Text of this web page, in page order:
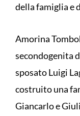
della famiglia e
Amorina
secondogenita
sposato Luigi
costruito una
Giancarlo e